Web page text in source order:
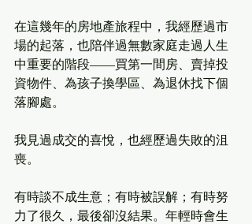
在這幾年的房地產旅程中，我經歷過市
場的起落，也陪伴過無數家庭走過人生
中重要的階段——買第一間房、賣掉投
資物件、為孩子換學區、為退休找下個
落腳處。
我見過成交的喜悅，也經歷過失敗的沮
喪。
有時談不成生意；有時被誤解；有時努
力了很久，最後卻沒結果。年輕時會生